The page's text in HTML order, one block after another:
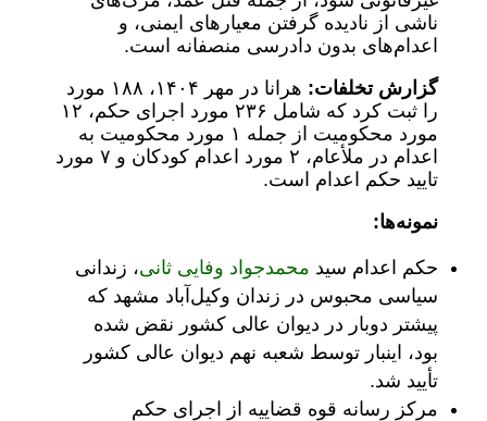
ناشی از نادیده گرفتن معیارهای ایمنی، و
اعدام‌های بدون دادرسی منصفانه است.
گزارش تخلفات:
هرانا در مهر ۱۴۰۴، ۱۸۸ مورد
را ثبت کرد که شامل ۲۳۶ مورد اجرای حکم، ۱۲
مورد محکومیت از جمله ۱ مورد محکومیت به
اعدام در ملأعام، ۲ مورد اعدام کودکان و ۷ مورد
تایید حکم اعدام است.
نمونه‌ها:
حکم اعدام سید محمدجواد وفایی ثانی، زندانی
سیاسی محبوس در زندان وکیل‌آباد مشهد که
پیشتر دوبار در دیوان عالی کشور نقض شده
بود، اینبار توسط شعبه نهم دیوان عالی کشور
تأیید شد.
مرکز رسانه قوه قضاییه از اجرای حکم